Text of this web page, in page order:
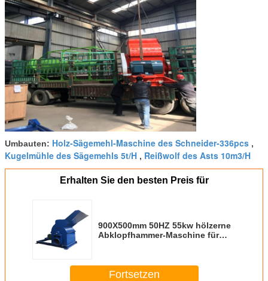
Umbauten: Holz-Sägemehl-Maschine des Schneider-336pcs ,
Kugelmühle des Sägemehls 5t/H , Reißwolf des Asts 10m3/H
Erhalten Sie den besten Preis für
900X500mm 50HZ 55kw hölzerne
Abklopfhammer-Maschine für
Fortsetzen